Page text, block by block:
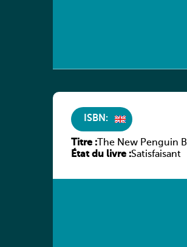
ISBN:
Titre : The New Penguin
American Short
État du livre :Satisfaisant